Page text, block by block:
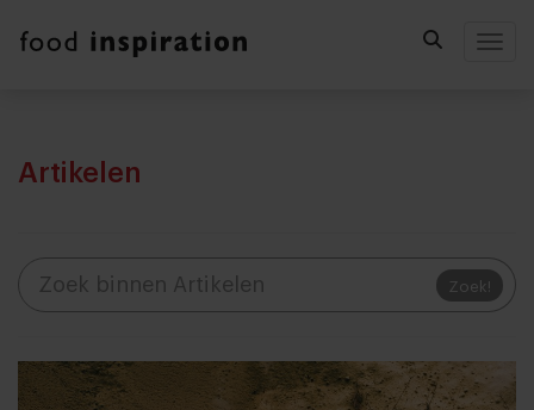
Artikelen
Zoek!